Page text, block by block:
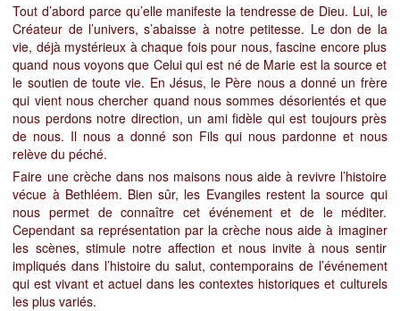
Tout d’abord parce qu’elle manifeste la tendresse de Dieu. Lui, le
Créateur de l’univers, s’abaisse à notre petitesse. Le don de la
vie, déjà mystérieux à chaque fois pour nous, fascine encore plus
quand nous voyons que Celui qui est né de Marie est la source et
le soutien de toute vie. En Jésus, le Père nous a donné un frère
qui vient nous chercher quand nous sommes désorientés et que
nous perdons notre direction, un ami fidèle qui est toujours près
de nous. Il nous a donné son Fils qui nous pardonne et nous
relève du péché.
Faire une crèche dans nos maisons nous aide à revivre l’histoire
vécue à Bethléem. Bien sûr, les Evangiles restent la source qui
nous permet de connaître cet événement et de le méditer.
Cependant sa représentation par la crèche nous aide à imaginer
les scènes, stimule notre affection et nous invite à nous sentir
impliqués dans l’histoire du salut, contemporains de l’événement
qui est vivant et actuel dans les contextes historiques et culturels
les plus variés.